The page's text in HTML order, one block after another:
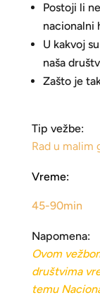
Postoji li
nacionalni
U kakvoj
naša
Zašto je
Tip vežbe:
Rad u malim
Vreme:
45-90min
Napomena:
Ovom
društvima
temu